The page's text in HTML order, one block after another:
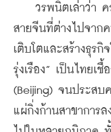
วรพนิตเล่าว่า คร
สายจีนที่ต่างไปจาก
เติบโตและสร้างธุร
รุ่งเรือง” เป็นไทยเ
(Beijing) จนประสบ
แผ่กิ่งก้านสาขาการ